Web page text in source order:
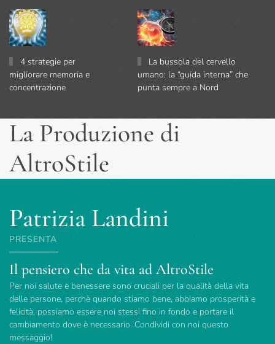
4 strategie per
migliorare memoria e
concentrazione
La bussola del cervello
umano: la “guida interna” che
punta sempre a Nord
La Produzione di
AltroStile
Patrizia Landini
PRESENTA
Il pensiero che da vita ad AltroStile
Per noi salute e benessere sono cruciali per la qualità della vita
delle persone, perchè quando stiamo bene, abbiamo prosperità e
felicità, possiamo essere noi stessi fino in fondo e portare il
cambiamento dove è necessario. Condividi con noi questo
messaggio!